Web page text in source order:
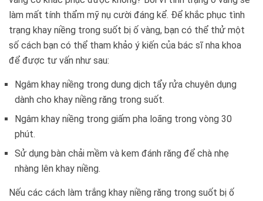
làm mất tính thẩm mỹ nụ cười đáng kể. Để khắc phục tình
trạng khay niềng trong suốt bị ố vàng, bạn có thể thử một
số cách bạn có thể tham khảo ý kiến của bác sĩ nha khoa
để được tư vấn như sau:
Ngâm khay niềng trong dung dịch tẩy rửa chuyên dụng
dành cho khay niềng răng trong suốt.
Ngâm khay niềng trong giấm pha loãng trong vòng 30
phút.
Sử dụng bàn chải mềm và kem đánh răng để chà nhẹ
nhàng lên khay niềng.
Nếu các cách làm trắng khay niềng răng trong suốt bị ố